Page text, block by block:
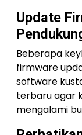
Update
Beberapa
firmware
software
terbaru agar
mengalami